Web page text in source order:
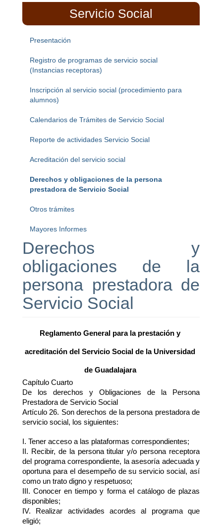
Derechos y
obligaciones de la
persona prestadora de
Servicio Social
Reglamento General para la prestación y
acreditación del Servicio Social de la Universidad
de Guadalajara
Capítulo Cuarto
De los derechos y Obligaciones de la Persona
Prestadora de Servicio Social
Artículo 26. Son derechos de la persona prestadora de
servicio social, los siguientes:
I. Tener acceso a las plataformas correspondientes;
II. Recibir, de la persona titular y/o persona receptora
del programa correspondiente, la asesoría adecuada y
oportuna para el desempeño de su servicio social, así
como un trato digno y respetuoso;
III. Conocer en tiempo y forma el catálogo de plazas
disponibles;
IV. Realizar actividades acordes al programa que
eligió;
Servicio Social
Presentación
Registro de programas de servicio social
(Instancias receptoras)
Inscripción al servicio social (procedimiento para
alumnos)
Calendarios de Trámites de Servicio Social
Reporte de actividades Servicio Social
Acreditación del servicio social
Derechos y obligaciones de la persona
prestadora de Servicio Social
Otros trámites
Mayores Informes